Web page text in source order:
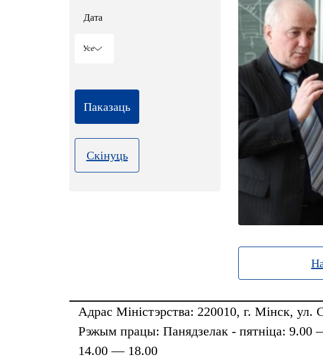
Дата
Усе
Скінуць
Адрас Міністэрства: 220010, г. Мінск, ул.
Рэжым працы: Панядзелак - пятніца: 9.00
14.00 — 18.00